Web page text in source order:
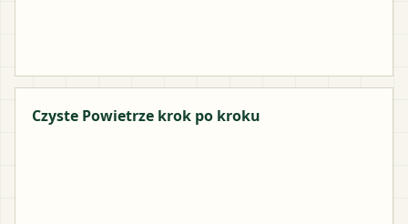
Czyste Powietrze krok po kroku